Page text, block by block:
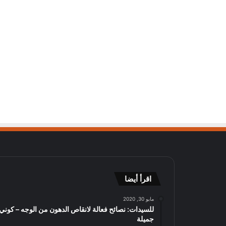
اقرأ أيضا
مايو 30, 2020
للسيدات: نصائح فعالة لانقاص الدهون من الوجه – كوني
جميلة